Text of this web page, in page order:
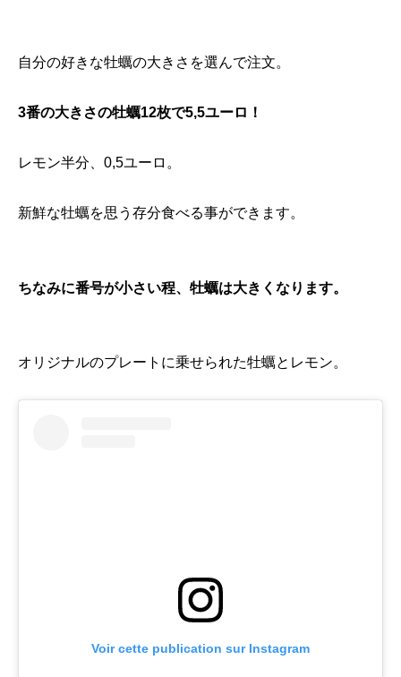
自分の好きな牡蠣の大きさを選んで注文。
3番の大きさの牡蠣12枚で5,5ユーロ！
レモン半分、0,5ユーロ。
新鮮な牡蠣を思う存分食べる事ができます。
ちなみに番号が小さい程、牡蠣は大きくなります。
オリジナルのプレートに乗せられた牡蠣とレモン。
Voir cette publication sur Instagram